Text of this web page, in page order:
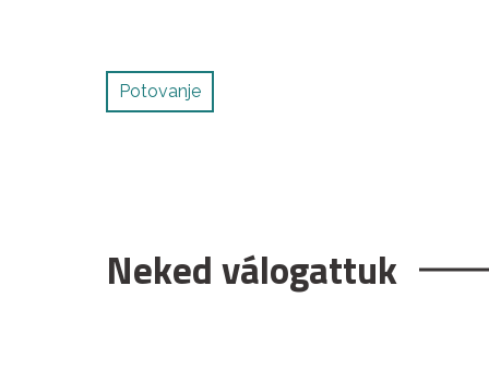
Potovanje
Neked válogattuk